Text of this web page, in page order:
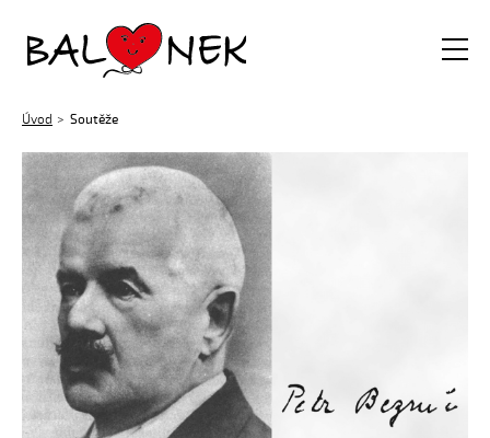
Balónek z.s.
Úvod Soutěže